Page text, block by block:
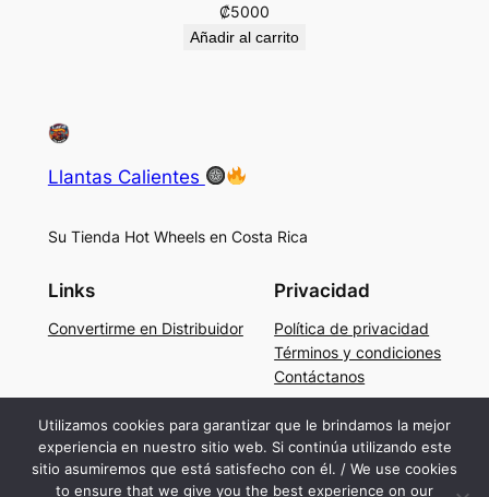
₡5000
Añadir al carrito
Llantas Calientes
Su Tienda Hot Wheels en Costa Rica
Links
Convertirme en Distribuidor
Privacidad
Política de privacidad
Términos y condiciones
Contáctanos
Social
Facebook
Instagram
Utilizamos cookies para garantizar que le brindamos la mejor
experiencia en nuestro sitio web. Si continúa utilizando este
sitio asumiremos que está satisfecho con él. / We use cookies
to ensure that we give you the best experience on our